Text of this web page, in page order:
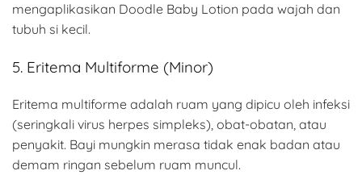
mengaplikasikan Doodle Baby Lotion pada wajah dan
tubuh si kecil.
5. Eritema Multiforme (Minor)
Eritema multiforme adalah ruam yang dipicu oleh infeksi
(seringkali virus herpes simpleks), obat-obatan, atau
penyakit. Bayi mungkin merasa tidak enak badan atau
demam ringan sebelum ruam muncul.